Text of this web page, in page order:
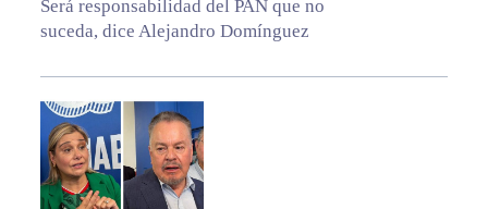
Será responsabilidad del PAN que no
suceda, dice Alejandro Domínguez